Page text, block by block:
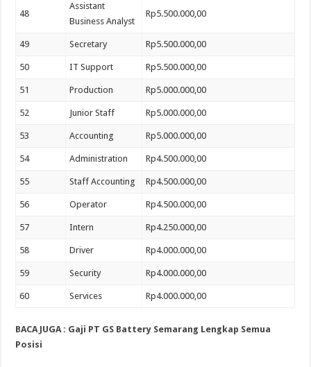
48
Assistant
Business Analyst
Rp5.500.000,00
49 Secretary Rp5.500.000,00
50 IT Support Rp5.500.000,00
51 Production Rp5.000.000,00
52 Junior Staff Rp5.000.000,00
53 Accounting Rp5.000.000,00
54 Administration Rp4.500.000,00
55 Staff Accounting Rp4.500.000,00
56 Operator Rp4.500.000,00
57 Intern Rp4.250.000,00
58 Driver Rp4.000.000,00
59 Security Rp4.000.000,00
60 Services Rp4.000.000,00
BACA JUGA : Gaji PT GS Battery Semarang Lengkap Semua
Posisi